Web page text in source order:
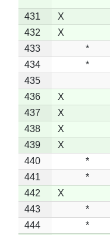
431 X
432
X
433
*
434
*
435
436
X
437
X
438
X
439
X
440
*
441
*
442
X
443
*
444
*